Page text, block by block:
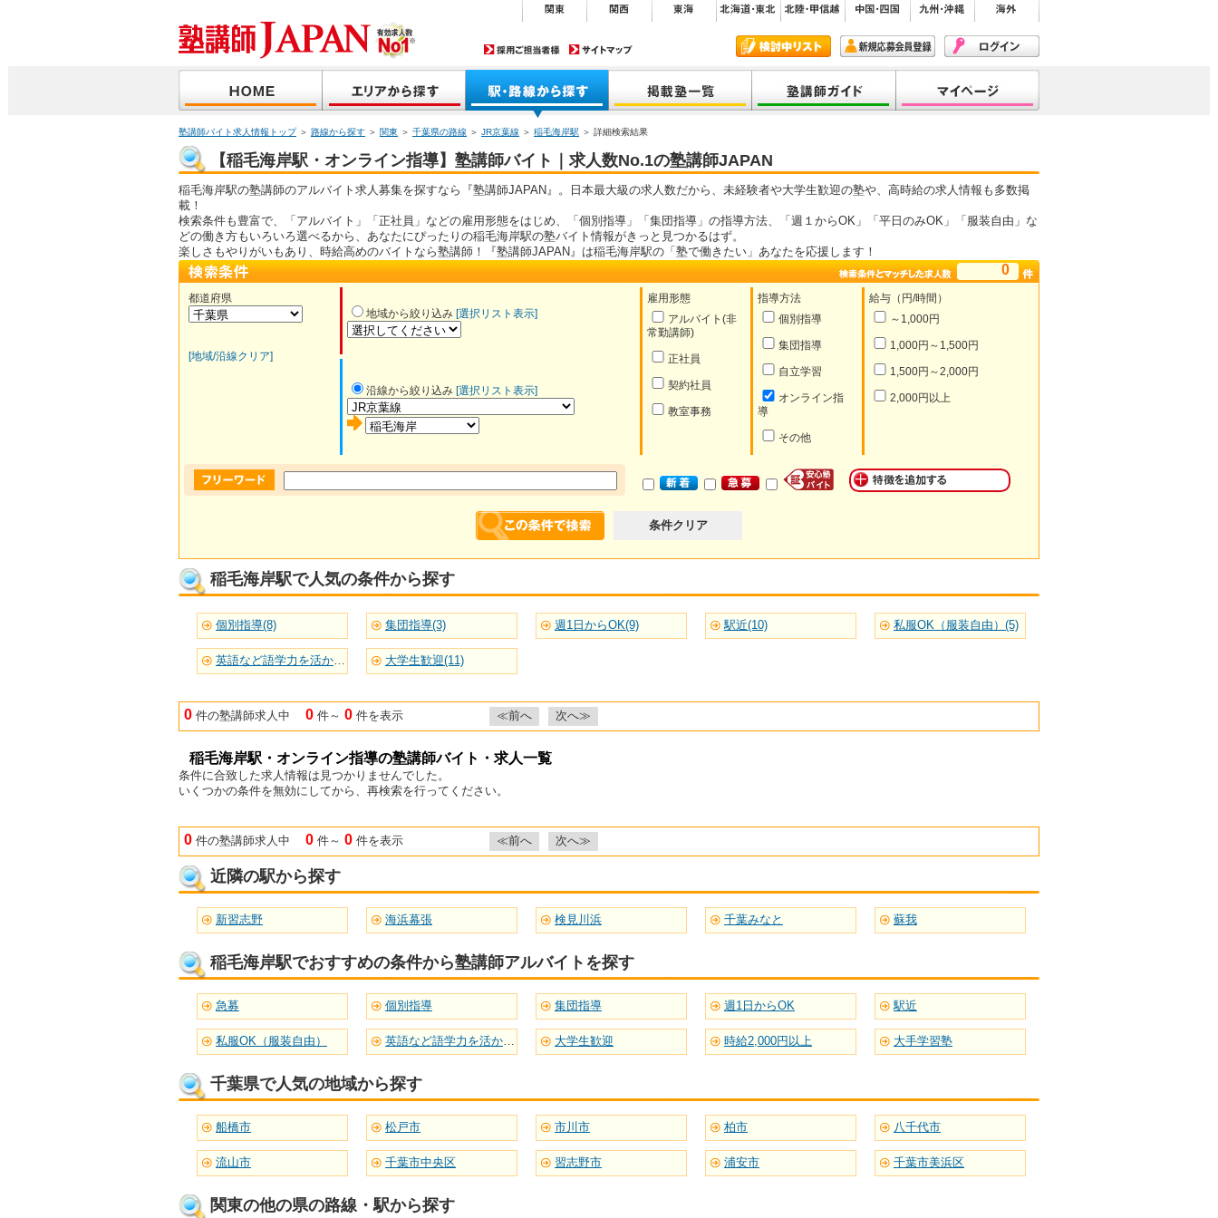
塾講師バイト求人情報トップ＞ 路線から探す ＞ 関東 ＞ 千葉県の路線 ＞ JR京葉線 ＞ 稲毛海岸駅 ＞ 詳細検索結果
【稲毛海岸駅・オンライン指導】塾講師バイト｜求人数No.1の塾講師JAPAN
稲毛海岸駅の塾講師のアルバイト求人募集を探すなら『塾講師JAPAN』。日本最大級の求人数だから、未経験者や大学生歓迎の塾や、高時給の求人情報も多数掲
載！
検索条件も豊富で、「アルバイト」「正社員」などの雇用形態をはじめ、「個別指導」「集団指導」の指導方法、「週１からOK」「平日のみOK」「服装自由」な
どの働き方もいろいろ選べるから、あなたにぴったりの稲毛海岸駅の塾バイト情報がきっと見つかるはず。
楽しさもやりがいもあり、時給高めのバイトなら塾講師！『塾講師JAPAN』は稲毛海岸駅の「塾で働きたい」あなたを応援します！
0
都道府県
[地域/沿線クリア]
地域から絞り込み [選択リスト表示]
雇用形態
アルバイト(非
常勤講師)
正社員
契約社員
教室事務
指導方法
個別指導
集団指導
自立学習
オンライン指
導
その他
給与（円/時間）
～1,000円
1,000円～1,500円
1,500円～2,000円
2,000円以上
沿線から絞り込み [選択リスト表示]
条件クリア
稲毛海岸駅で人気の条件から探す
個別指導(8) 集団指導(3) 週1日からOK(9) 駅近(10) 私服OK（服装自由）(5)
英語など語学力を活かせる(6) 大学生歓迎(11)
0 件の塾講師求人中 0 件～ 0 件を表示 ≪前へ 次へ≫
稲毛海岸駅・オンライン指導の塾講師バイト・求人一覧
条件に合致した求人情報は見つかりませんでした。
いくつかの条件を無効にしてから、再検索を行ってください。
0 件の塾講師求人中 0 件～ 0 件を表示 ≪前へ 次へ≫
近隣の駅から探す
新習志野 海浜幕張 検見川浜 千葉みなと 蘇我
稲毛海岸駅でおすすめの条件から塾講師アルバイトを探す
急募 個別指導 集団指導 週1日からOK 駅近
私服OK（服装自由） 英語など語学力を活かせる 大学生歓迎 時給2,000円以上 大手学習塾
千葉県で人気の地域から探す
船橋市 松戸市 市川市 柏市 八千代市
流山市 千葉市中央区 習志野市 浦安市 千葉市美浜区
関東の他の県の路線・駅から探す